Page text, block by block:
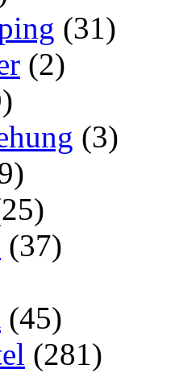
(31)
(2)
(3)
(37)
(45)
(281)